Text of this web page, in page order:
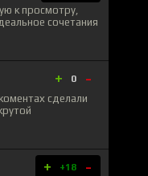
к просмотру,
сочетания
+ 0 -
сделали
+ +18 -